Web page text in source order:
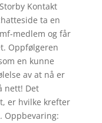
Kontakt
ta en
medlem og får
Oppfølgeren
en kunne
av at nå er
nett! Det
er hvilke krefter
Oppbevaring: